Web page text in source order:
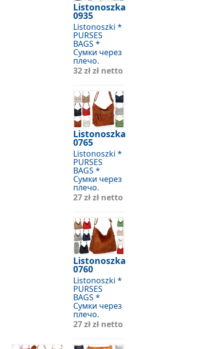
Listonoszka
0935
Listonoszki *
PURSES
BAGS *
Сумки через
плечо.
32 złzł netto
Listonoszka
0765
Listonoszki *
PURSES
BAGS *
Сумки через
плечо.
27 złzł netto
Listonoszka
0760
Listonoszki *
PURSES
BAGS *
Сумки через
плечо.
27 złzł netto